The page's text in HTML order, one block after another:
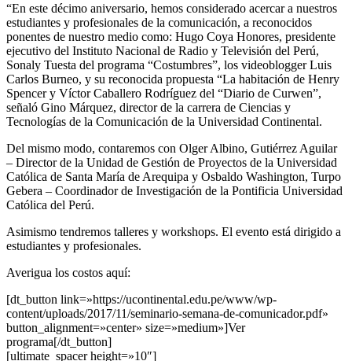
“En este décimo aniversario, hemos considerado acercar a nuestros
estudiantes y profesionales de la comunicación, a reconocidos
ponentes de nuestro medio como: Hugo Coya Honores, presidente
ejecutivo del Instituto Nacional de Radio y Televisión del Perú,
Sonaly Tuesta del programa “Costumbres”, los videoblogger Luis
Carlos Burneo, y su reconocida propuesta “La habitación de Henry
Spencer y Víctor Caballero Rodríguez del “Diario de Curwen”,
señaló Gino Márquez, director de la carrera de Ciencias y
Tecnologías de la Comunicación de la Universidad Continental.
Del mismo modo, contaremos con Olger Albino, Gutiérrez Aguilar
– Director de la Unidad de Gestión de Proyectos de la Universidad
Católica de Santa María de Arequipa y Osbaldo Washington, Turpo
Gebera – Coordinador de Investigación de la Pontificia Universidad
Católica del Perú.
Asimismo tendremos talleres y workshops. El evento está dirigido a
estudiantes y profesionales.
Averigua los costos aquí:
[dt_button link=»https://ucontinental.edu.pe/www/wp-
content/uploads/2017/11/seminario-semana-de-comunicador.pdf»
button_alignment=»center» size=»medium»]Ver
programa[/dt_button]
[ultimate_spacer height=»10″]